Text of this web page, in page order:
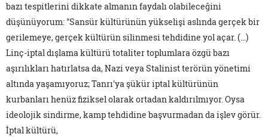
bazı tespitlerini dikkate almanın faydalı olabileceğini
düşünüyorum: "Sansür kültürünün yükselişi aslında gerçek bir
gerilemeye, gerçek kültürün silinmesi tehdidine yol açar. (…)
Linç-iptal dışlama kültürü totaliter toplumlara özgü bazı
aşırılıkları hatırlatsa da, Nazi veya Stalinist terörün yönetimi
altında yaşamıyoruz; Tanrı'ya şükür iptal kültürünün
kurbanları henüz fiziksel olarak ortadan kaldırılmıyor. Oysa
ideolojik sindirme, kamp tehdidine başvurmadan da işlev görür.
İptal kültürü,